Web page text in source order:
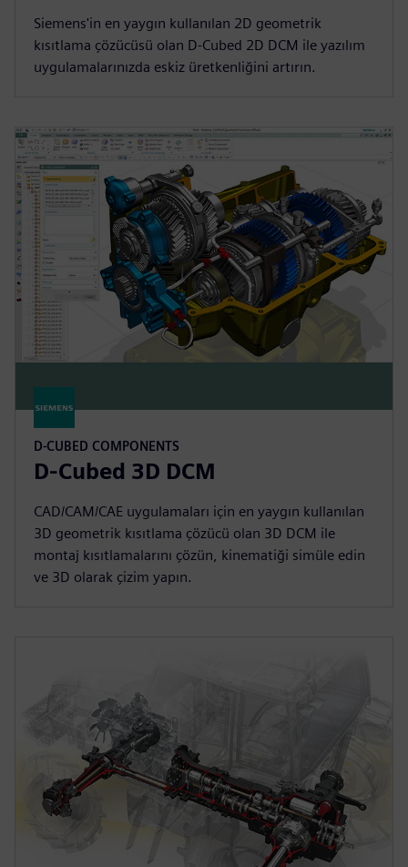
Siemens'in en yaygın kullanılan 2D geometrik
kısıtlama çözücüsü olan D-Cubed 2D DCM ile yazılım
uygulamalarınızda eskiz üretkenliğini artırın.
D-CUBED COMPONENTS
D-Cubed 3D DCM
CAD/CAM/CAE uygulamaları için en yaygın kullanılan
3D geometrik kısıtlama çözücü olan 3D DCM ile
montaj kısıtlamalarını çözün, kinematiği simüle edin
ve 3D olarak çizim yapın.